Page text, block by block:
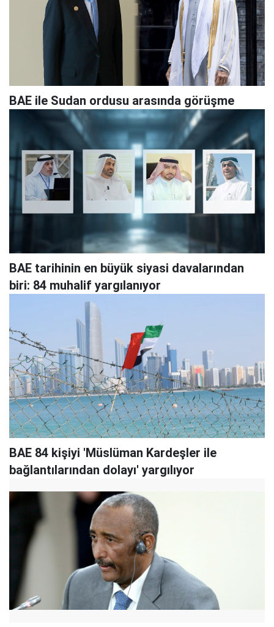
BAE ile Sudan ordusu arasında görüşme
BAE tarihinin en büyük siyasi davalarından
biri: 84 muhalif yargılanıyor
BAE 84 kişiyi 'Müslüman Kardeşler ile
bağlantılarından dolayı' yargılıyor